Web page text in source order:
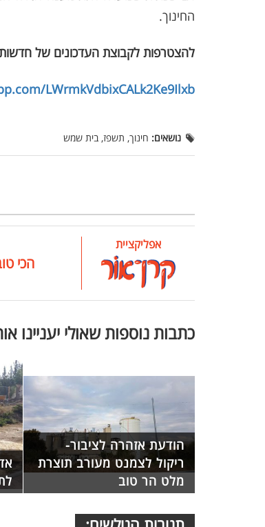
החינוך.
להצטרפות לקבוצת העדכונים של
LWrmkVdbixCALk2Ke9Ilxb
נושאים: חינוך, תשפז, בית שמש
אפליקציית
הכי
כתבות נוספות שאולי יעניינו
הודעת אזהרה לציבור-
ריקול לצמנט מעורב תוצרת
מלט הר טוב